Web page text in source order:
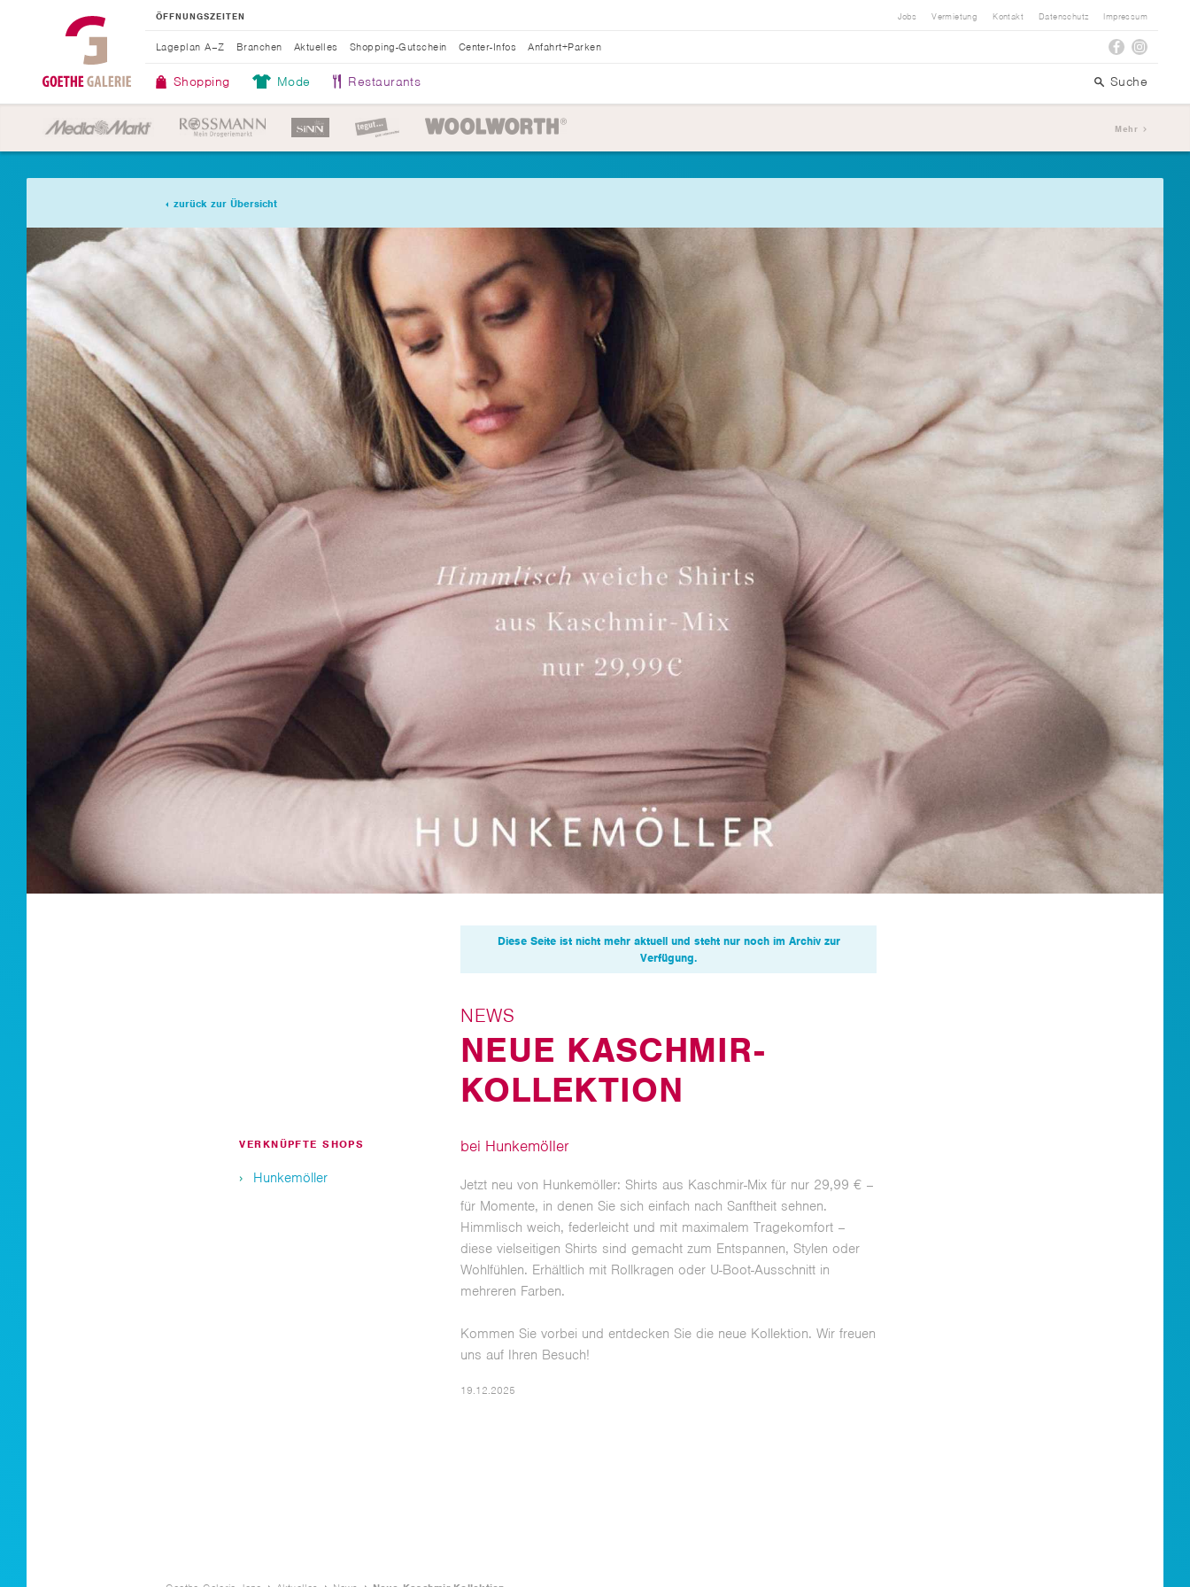
ÖFFNUNGSZEITEN
Shopping Mode Restaurants Suche
Lageplan A–Z Branchen Aktuelles Shopping-Gutschein Center-Infos Anfahrt+Parken
Jobs Vermietung Kontakt Datenschutz Impressum
Mehr
zurück zur Übersicht
Diese Seite ist nicht mehr aktuell und steht nur noch im Archiv zur
Verfügung.
NEWS
NEUE KASCHMIR-
KOLLEKTION
VERKNÜPFTE SHOPS
Hunkemöller
bei Hunkemöller
Jetzt neu von Hunkemöller: Shirts aus Kaschmir-Mix für nur 29,99 € –
für Momente, in denen Sie sich einfach nach Sanftheit sehnen.
Himmlisch weich, federleicht und mit maximalem Tragekomfort –
diese vielseitigen Shirts sind gemacht zum Entspannen, Stylen oder
Wohlfühlen. Erhältlich mit Rollkragen oder U-Boot-Ausschnitt in
mehreren Farben.
Kommen Sie vorbei und entdecken Sie die neue Kollektion. Wir freuen
uns auf Ihren Besuch!
19.12.2025